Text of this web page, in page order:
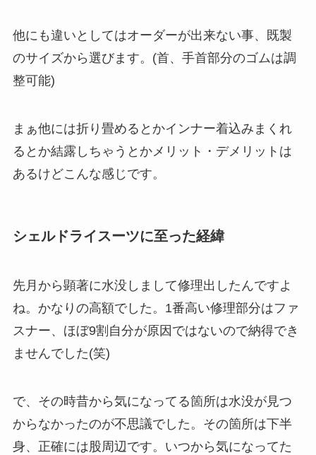
他にも違いとしてはオーダーが出来ない事、既製
のサイズから選びます。(首、手首部分のゴムは調
整可能)
まぁ他には折り畳めるとかインナー着込みまくれ
るとか結露しちゃうとかメリット・デメリットは
あるけどこんな感じです。
シェルドライスーツに至った経緯
先月から顕著に水没しまして修理出したんですよ
ね。かなりの高額でした。1番高い修理部分はファ
スナー、ほぼ9割自分が原因ではないので納得でき
ませんでした(笑)
で、その時昔から気になってる箇所は水没が見つ
からなかったのが不思議でした。その箇所は下半
身、正確には股周辺です。いつから気になってた